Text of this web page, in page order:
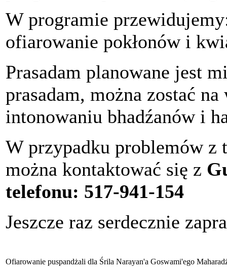
W programie
ofiarowanie pokłonów i
Prasadam planowane jest
prasadam, można zostać
intonowaniu bhadźanów i
W przypadku problemów
można kontaktować się z
telefonu: 517-941-154
Jeszcze raz serdecznie
Ofiarowanie puspandżali dla Śrila Narayan'a Goswami'ego